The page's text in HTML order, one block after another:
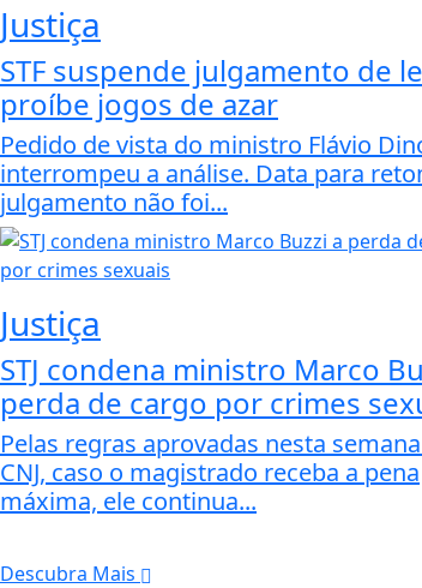
Justiça
STF suspende julgamento de
proíbe jogos de azar
Pedido de vista do ministro Flávio
interrompeu a análise. Data para
julgamento não foi...
Justiça
STJ condena ministro Marco
perda de cargo por crimes
Pelas regras aprovadas nesta
CNJ, caso o magistrado receba a pena
máxima, ele continua...
Descubra Mais